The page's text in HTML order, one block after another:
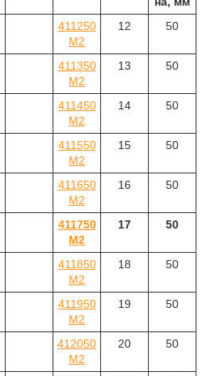
411250
M2
12 50
411350
M2
13 50
411450
M2
14 50
411550
M2
15 50
411650
M2
16 50
411750
M2
17 50
411850
M2
18 50
411950
M2
19 50
412050
M2
20 50